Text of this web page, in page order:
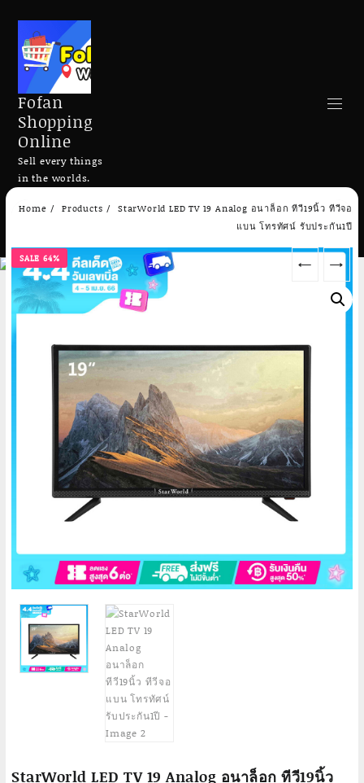
Skip
Fofan
Shopping
Online
Sell every things
in the worlds.
Search
Home Products
StarWorld LED TV 19 Analog อนาล็อก ทีวี19นิ้ว ทีวีจอ
แบน โทรทัศน์ รับประกัน1ปี
SALE 64% ← →
StarWorld LED TV 19 Analog อนาล็อก ทีวี19นิ้ว